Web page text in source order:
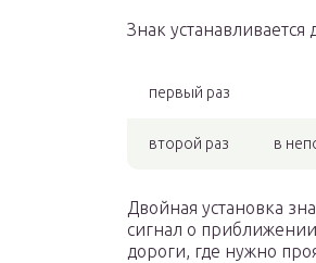
Знак устанавливается
первый раз
второй раз в
Двойная установка
сигнал о
дороги, где нужно